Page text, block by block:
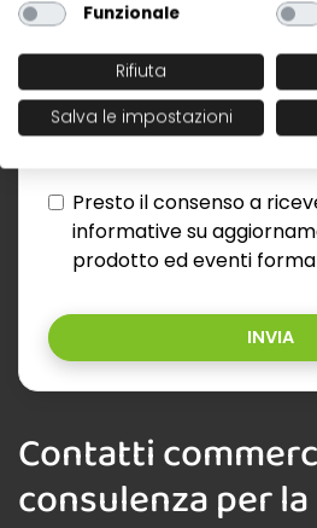
Ho letto l'informativa sul
dati personali, al
Presto il consenso a
informative su
prodotto ed eventi
INVIA
Contatti
consulenza per la
Funzionale
Rifiuta
Salva le impostazioni